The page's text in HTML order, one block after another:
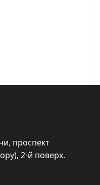
проспект
2-й поверх.